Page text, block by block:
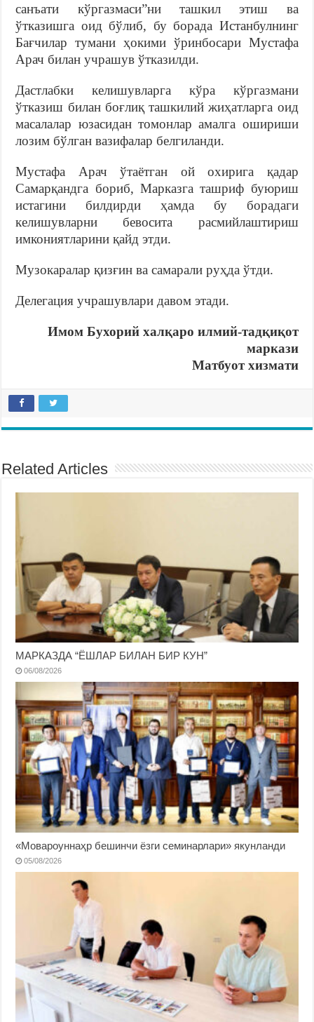
санъати кўргазмаси”ни ташкил этиш ва
ўтказишга оид бўлиб, бу борада Истанбулнинг
Бағчилар тумани ҳокими ўринбосари Мустафа
Арач билан учрашув ўтказилди.
Дастлабки келишувларга кўра кўргазмани
ўтказиш билан боғлиқ ташкилий жиҳатларга оид
масалалар юзасидан томонлар амалга ошириши
лозим бўлган вазифалар белгиланди.
Мустафа Арач ўтаётган ой охирига қадар
Самарқандга бориб, Марказга ташриф буюриш
истагини билдирди ҳамда бу борадаги
келишувларни бевосита расмийлаштириш
имкониятларини қайд этди.
Музокаралар қизғин ва самарали руҳда ўтди.
Делегация учрашувлари давом этади.
Имом Бухорий халқаро илмий-тадқиқот
маркази
Матбуот хизмати
Related Articles
МАРКАЗДА “ЁШЛАР БИЛАН БИР КУН”
06/08/2026
«Мовароуннаҳр бешинчи ёзги семинарлари» якунланди
05/08/2026